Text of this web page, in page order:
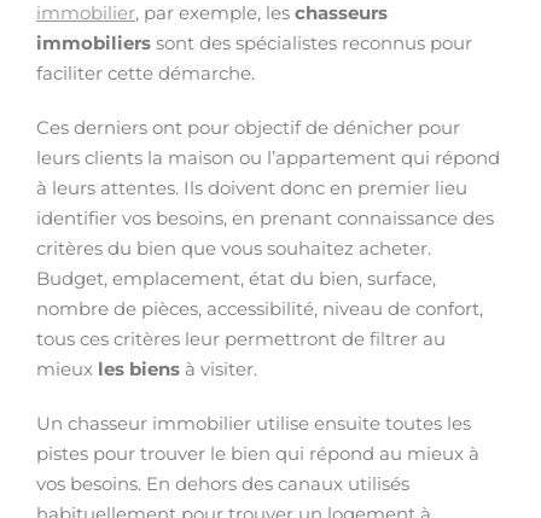
immobilier, par exemple, les chasseurs
immobiliers sont des spécialistes reconnus pour
faciliter cette démarche.
Ces derniers ont pour objectif de dénicher pour
leurs clients la maison ou l’appartement qui répond
à leurs attentes. Ils doivent donc en premier lieu
identifier vos besoins, en prenant connaissance des
critères du bien que vous souhaitez acheter.
Budget, emplacement, état du bien, surface,
nombre de pièces, accessibilité, niveau de confort,
tous ces critères leur permettront de filtrer au
mieux les biens à visiter.
Un chasseur immobilier utilise ensuite toutes les
pistes pour trouver le bien qui répond au mieux à
vos besoins. En dehors des canaux utilisés